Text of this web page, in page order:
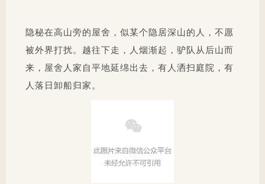
隐秘在高山旁的屋舍，似某个隐居深山的人，不愿
被外界打扰。越往下走，人烟渐起，驴队从后山而
来，屋舍人家自平地延绵出去，有人洒扫庭院，有
人落日卸船归家。